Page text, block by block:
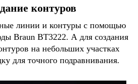
контуров
линии и контуры с помощью
Braun BT3222. А для создания
на небольших участках
для точного подравнивания.